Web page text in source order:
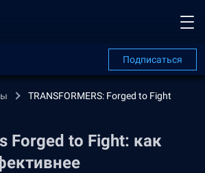
Подписаться
TRANSFORMERS: Forged to Fight
Forged to Fight: как